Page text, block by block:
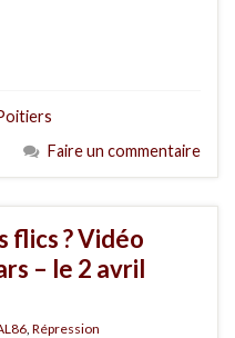
Faire un commentaire
flics ? Vidéo
– le 2 avril
Répression